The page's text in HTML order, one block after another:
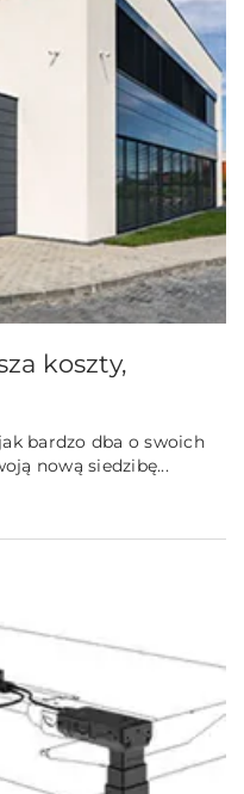
koszty,
bardzo dba o swoich
nową siedzibę...